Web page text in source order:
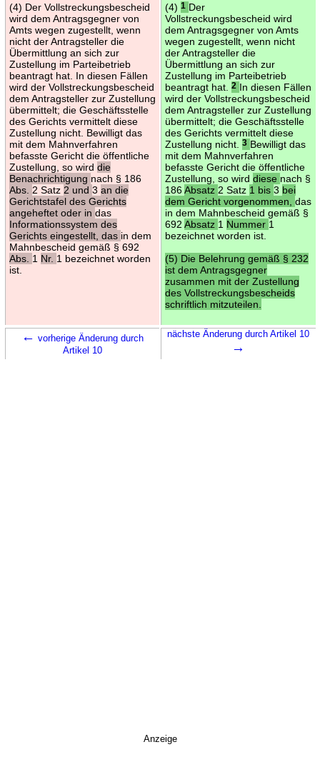
(4) Der Vollstreckungsbescheid
wird dem Antragsgegner von
Amts wegen zugestellt, wenn
nicht der Antragsteller die
Übermittlung an sich zur
Zustellung im Parteibetrieb
beantragt hat. In diesen Fällen
wird der Vollstreckungsbescheid
dem Antragsteller zur Zustellung
übermittelt; die Geschäftsstelle
des Gerichts vermittelt diese
Zustellung nicht. Bewilligt das
mit dem Mahnverfahren
befasste Gericht die öffentliche
Zustellung, so wird die
Benachrichtigung nach § 186
Abs. 2 Satz 2 und 3 an die
Gerichtstafel des Gerichts
angeheftet oder in das
Informationssystem des
Gerichts eingestellt, das in dem
Mahnbescheid gemäß § 692
Abs. 1 Nr. 1 bezeichnet worden
ist.
(4) 1 Der
Vollstreckungsbescheid wird
dem Antragsgegner von Amts
wegen zugestellt, wenn nicht
der Antragsteller die
Übermittlung an sich zur
Zustellung im Parteibetrieb
beantragt hat.
2 In diesen Fällen
wird der Vollstreckungsbescheid
dem Antragsteller zur Zustellung
übermittelt; die Geschäftsstelle
des Gerichts vermittelt diese
Zustellung nicht.
3 Bewilligt das
mit dem Mahnverfahren
befasste Gericht die öffentliche
Zustellung, so wird diese nach §
186Absatz 2 Satz 1 bis 3 bei
dem Gericht vorgenommen, das
in dem Mahnbescheid gemäß §
692 Absatz 1 Nummer 1
bezeichnet worden ist.
(5) Die Belehrung gemäß § 232
ist dem Antragsgegner
zusammen mit der Zustellung
des Vollstreckungsbescheids
schriftlich mitzuteilen.
← vorherige Änderung durch
Artikel 10
nächste Änderung durch Artikel 10
→
Anzeige